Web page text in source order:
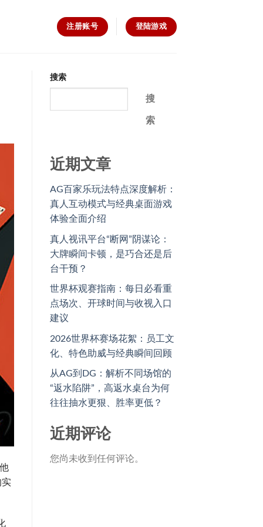
注册账号 登陆游戏
实
搜索
搜
索
近期文章
AG百家乐玩法特点深度解析：
真人互动模式与经典桌面游戏
体验全面介绍
真人视讯平台“断网”阴谋论：
大牌瞬间卡顿，是巧合还是后
台干预？
世界杯观赛指南：每日必看重
点场次、开球时间与收视入口
建议
2026世界杯赛场花絮：员工文
化、特色助威与经典瞬间回顾
从AG到DG：解析不同场馆的
“返水陷阱”，高返水桌台为何
往往抽水更狠、胜率更低？
近期评论
您尚未收到任何评论。